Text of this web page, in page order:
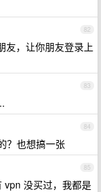
82
友，让你朋友登录上
83
84
？也想搞一张
85
vpn 没买过，我都是